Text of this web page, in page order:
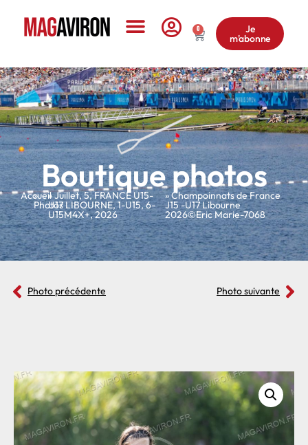
0 Je
m'abonne
Boutique photos
Accueil
»
Photos
»Juillet,5,FRANCE U15-
U17 LIBOURNE,1-U15,6-
U15M4X+,2026
» Champoinnats de France
J15 -U17 Libourne
2026©Eric Marie-7068
Photo précédente Photo suivante